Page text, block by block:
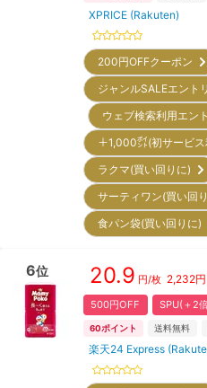
XPRICE (Rakuten)
200円OFFクーポン
ジャンルSALEエン
ウェブ検索利用エ
＋1,000㌽(初サービ
ラクマ(買い回りに)
サーティワン(買い回
食パン袋(買い回り
6位 20.9 円/枚 2,232円
500円OFF SPU(＋2
60ポイント 送料無料
楽天24 Express